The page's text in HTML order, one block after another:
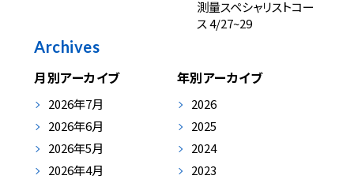
測量スペシャリストコー
ス 4/27~29
Archives
月別アーカイブ
2026年7月
2026年6月
2026年5月
2026年4月
年別アーカイブ
2026
2025
2024
2023